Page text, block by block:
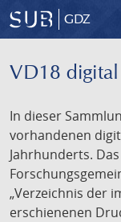
GDZ
VD18 digital
In dieser
vorhandenen
Jahrhunderts.
„Verzeichnis der
erschienenen